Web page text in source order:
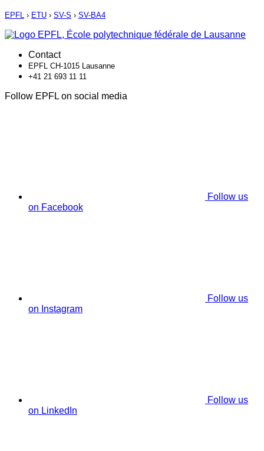
EPFL › ETU › SV-S › SV-BA4
Contact
EPFL CH-1015 Lausanne
+41 21 693 11 11
Follow EPFL on social media
Follow us
on Facebook
Follow us
on Instagram
Follow us
on LinkedIn